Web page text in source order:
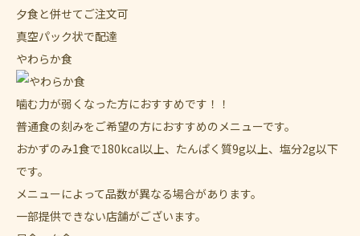
夕食と併せてご注文可
真空パック状で配達
やわらか食
噛む力が弱くなった方におすすめです！！
普通食の刻みをご希望の方におすすめのメニューです。
おかずのみ1食で180kcal以上、たんぱく質9g以上、塩分2g以下
です。
メニューによって品数が異なる場合があります。
一部提供できない店舗がございます。